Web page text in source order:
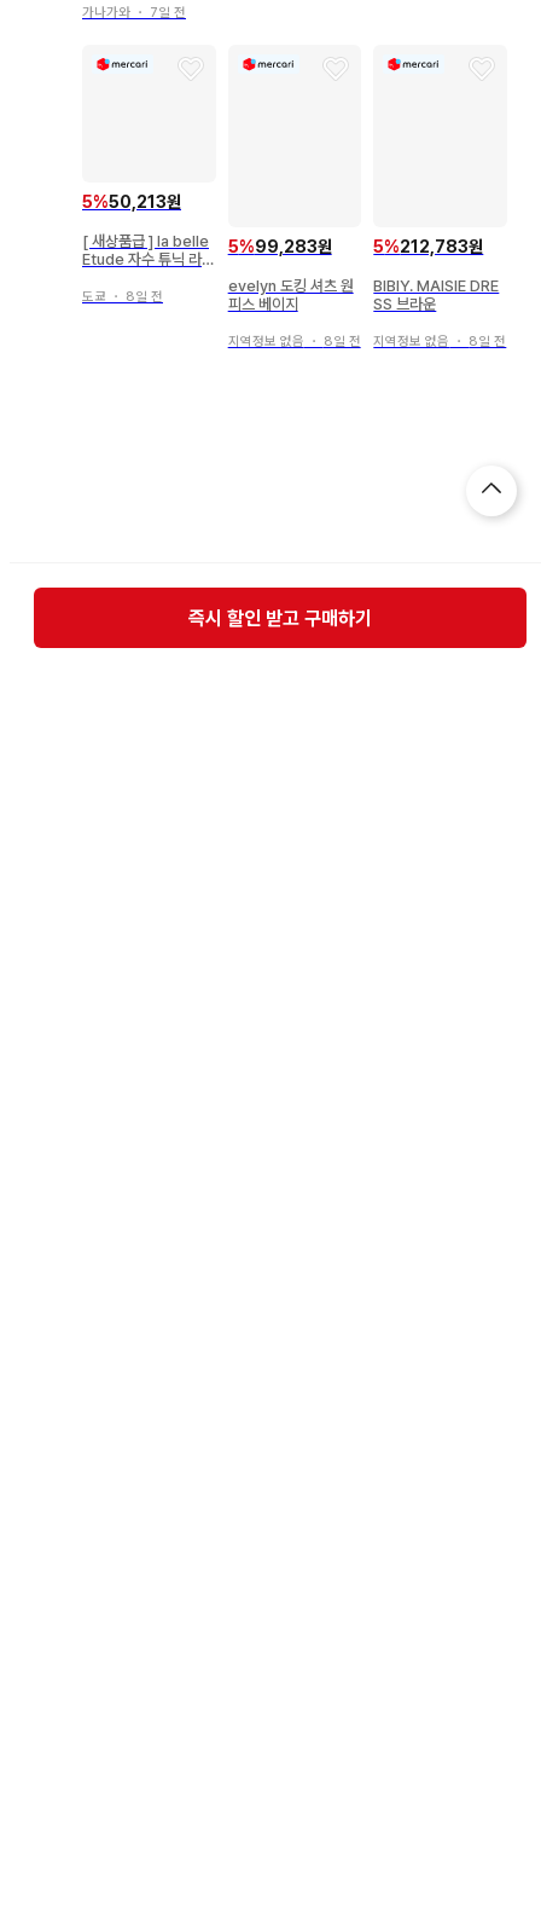
가나가와 ・ 7일 전
5%50,213원
[ 새상품급 ] la belle
Etude 자수 튜닉 라이
도쿄 ・ 8일 전
5%99,283원
evelyn 도킹 셔츠 원
피스 베이지
지역정보 없음 ・ 8일 전
5%212,783원
BIBIY. MAISIE DRE
SS 브라운
지역정보 없음 ・ 8일 전
즉시 할인 받고 구매하기